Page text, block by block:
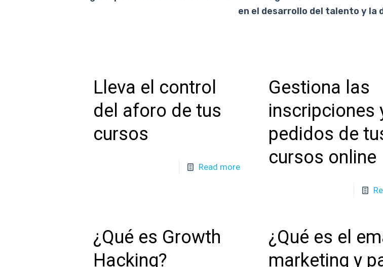
en el desarrollo del talento y la
Lleva el control
del aforo de tus
cursos
Read more
Gestiona las
inscripciones
pedidos de
cursos online
¿Qué es Growth
Hacking?
¿Qué es el
marketing y